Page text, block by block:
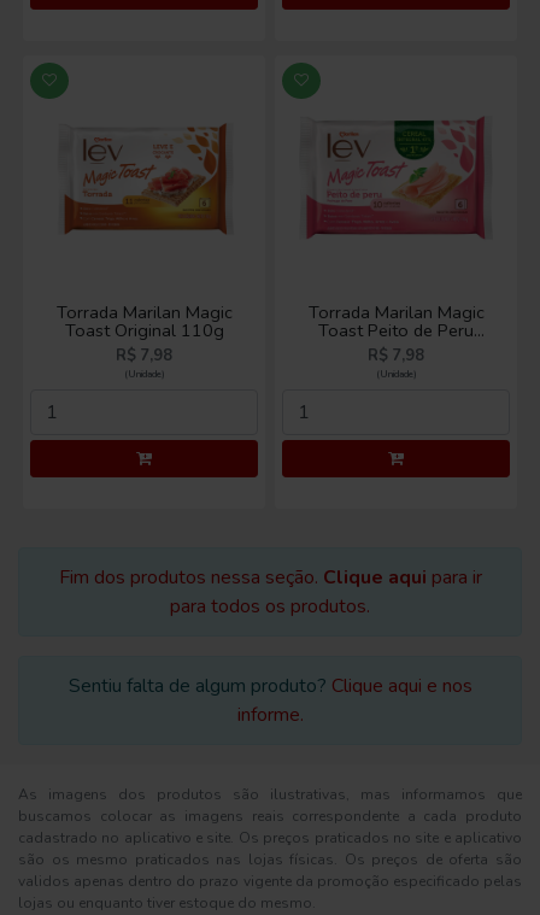
Torrada Marilan Magic
Toast Original 110g
R$ 7,98
(Unidade)
Torrada Marilan Magic
Toast Peito de Peru
110g
R$ 7,98
(Unidade)
Fim dos produtos nessa seção. Clique aqui para ir
para todos os produtos.
Sentiu falta de algum produto? Clique aqui e nos
informe.
As imagens dos produtos são ilustrativas, mas informamos que
buscamos colocar as imagens reais correspondente a cada produto
cadastrado no aplicativo e site. Os preços praticados no site e aplicativo
são os mesmo praticados nas lojas físicas. Os preços de oferta são
validos apenas dentro do prazo vigente da promoção especificado pelas
lojas ou enquanto tiver estoque do mesmo.